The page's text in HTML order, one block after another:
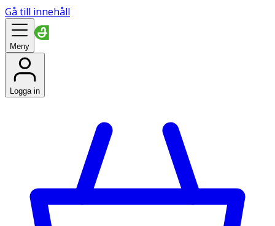
Gå till innehåll
Meny
Logga in